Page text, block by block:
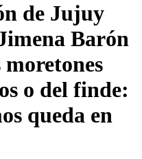
de Jujuy
Barón
o del finde:
queda en